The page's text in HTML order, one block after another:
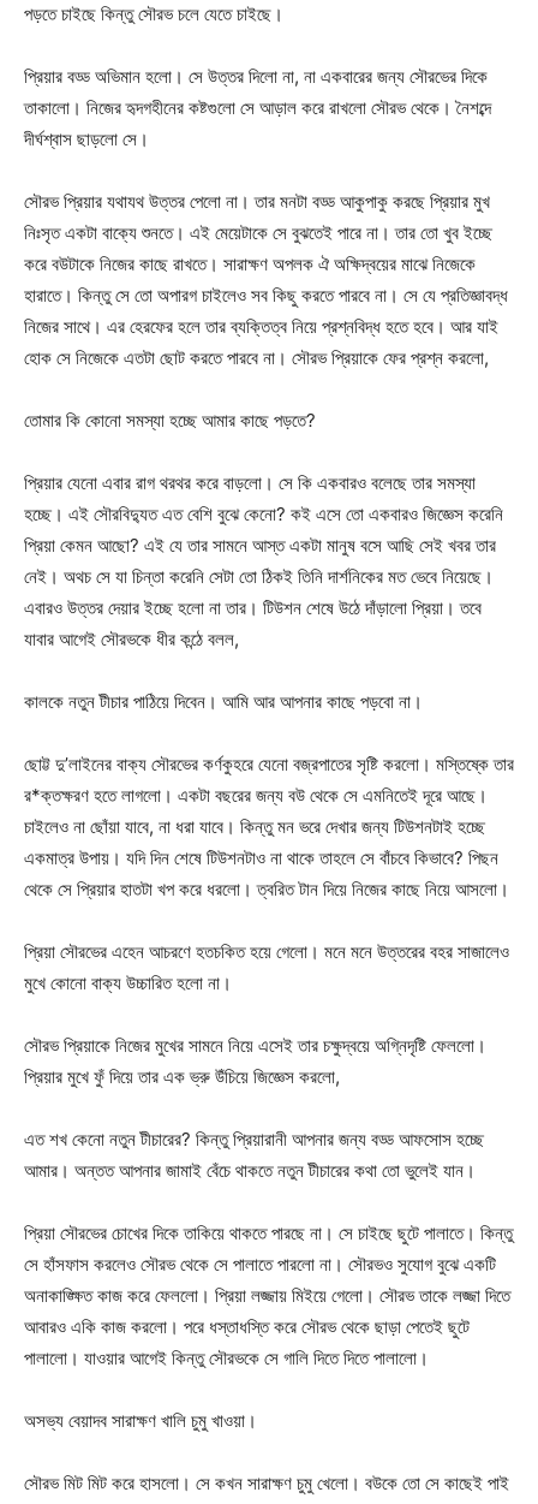
পড়তে চাইছে কিন্তু সৌরভ চলে যেতে চাইছে।
প্রিয়ার বড্ড অভিমান হলো। সে উত্তর দিলো না, না একবারের জন্য সৌরভের দিকে
তাকালো। নিজের হৃদগহীনের কষ্টগুলো সে আড়াল করে রাখলো সৌরভ থেকে। নৈশব্দে
দীর্ঘশ্বাস ছাড়লো সে।
সৌরভ প্রিয়ার যথাযথ উত্তর পেলো না। তার মনটা বড্ড আকুপাকু করছে প্রিয়ার মুখ
নিঃসৃত একটা বাক্যে শুনতে। এই মেয়েটাকে সে বুঝতেই পারে না। তার তো খুব ইচ্ছে
করে বউটাকে নিজের কাছে রাখতে। সারাক্ষণ অপলক ঐ অক্ষিদ্বয়ের মাঝে নিজেকে
হারাতে। কিন্তু সে তো অপারগ চাইলেও সব কিছু করতে পারবে না। সে যে প্রতিজ্ঞাবদ্ধ
নিজের সাথে। এর হেরফের হলে তার ব্যক্তিত্ব নিয়ে প্রশ্নবিদ্ধ হতে হবে। আর যাই
হোক সে নিজেকে এতটা ছোট করতে পারবে না। সৌরভ প্রিয়াকে ফের প্রশ্ন করলো,
তোমার কি কোনো সমস্যা হচ্ছে আমার কাছে পড়তে?
প্রিয়ার যেনো এবার রাগ থরথর করে বাড়লো। সে কি একবারও বলেছে তার সমস্যা
হচ্ছে। এই সৌরবিদ্যুত এত বেশি বুঝে কেনো? কই এসে তো একবারও জিজ্ঞেস করেনি
প্রিয়া কেমন আছো? এই যে তার সামনে আস্ত একটা মানুষ বসে আছি সেই খবর তার
নেই। অথচ সে যা চিন্তা করেনি সেটা তো ঠিকই তিনি দার্শনিকের মত ভেবে নিয়েছে।
এবারও উত্তর দেয়ার ইচ্ছে হলো না তার। টিউশন শেষে উঠে দাঁড়ালো প্রিয়া। তবে
যাবার আগেই সৌরভকে ধীর কন্ঠে বলল,
কালকে নতুন টীচার পাঠিয়ে দিবেন। আমি আর আপনার কাছে পড়বো না।
ছোট্ট দু’লাইনের বাক্য সৌরভের কর্ণকুহরে যেনো বজ্রপাতের সৃষ্টি করলো। মস্তিষ্কে তার
র*ক্তক্ষরণ হতে লাগলো। একটা বছরের জন্য বউ থেকে সে এমনিতেই দূরে আছে।
চাইলেও না ছোঁয়া যাবে, না ধরা যাবে। কিন্তু মন ভরে দেখার জন্য টিউশনটাই হচ্ছে
একমাত্র উপায়। যদি দিন শেষে টিউশনটাও না থাকে তাহলে সে বাঁচবে কিভাবে? পিছন
থেকে সে প্রিয়ার হাতটা খপ করে ধরলো। ত্বরিত টান দিয়ে নিজের কাছে নিয়ে আসলো।
প্রিয়া সৌরভের এহেন আচরণে হতচকিত হয়ে গেলো। মনে মনে উত্তরের বহর সাজালেও
মুখে কোনো বাক্য উচ্চারিত হলো না।
সৌরভ প্রিয়াকে নিজের মুখের সামনে নিয়ে এসেই তার চক্ষুদ্বয়ে অগ্নিদৃষ্টি ফেললো।
প্রিয়ার মুখে ফুঁ দিয়ে তার এক ভ্রু উঁচিয়ে জিজ্ঞেস করলো,
এত শখ কেনো নতুন টীচারের? কিন্তু প্রিয়ারানী আপনার জন্য বড্ড আফসোস হচ্ছে
আমার। অন্তত আপনার জামাই বেঁচে থাকতে নতুন টীচারের কথা তো ভুলেই যান।
প্রিয়া সৌরভের চোখের দিকে তাকিয়ে থাকতে পারছে না। সে চাইছে ছুটে পালাতে। কিন্তু
সে হাঁসফাস করলেও সৌরভ থেকে সে পালাতে পারলো না। সৌরভও সুযোগ বুঝে একটি
অনাকাঙ্ক্ষিত কাজ করে ফেললো। প্রিয়া লজ্জায় মিইয়ে গেলো। সৌরভ তাকে লজ্জা দিতে
আবারও একি কাজ করলো। পরে ধস্তাধস্তি করে সৌরভ থেকে ছাড়া পেতেই ছুটে
পালালো। যাওয়ার আগেই কিন্তু সৌরভকে সে গালি দিতে দিতে পালালো।
অসভ্য বেয়াদব সারাক্ষণ খালি চুমু খাওয়া।
সৌরভ মিট মিট করে হাসলো। সে কখন সারাক্ষণ চুমু খেলো। বউকে তো সে কাছেই পাই